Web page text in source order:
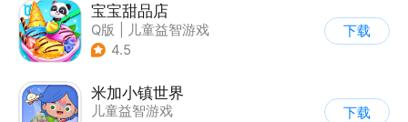
宝宝甜品店
Q版
儿童益智游戏
4.5
下载
米加小镇世界
儿童益智游戏
下载